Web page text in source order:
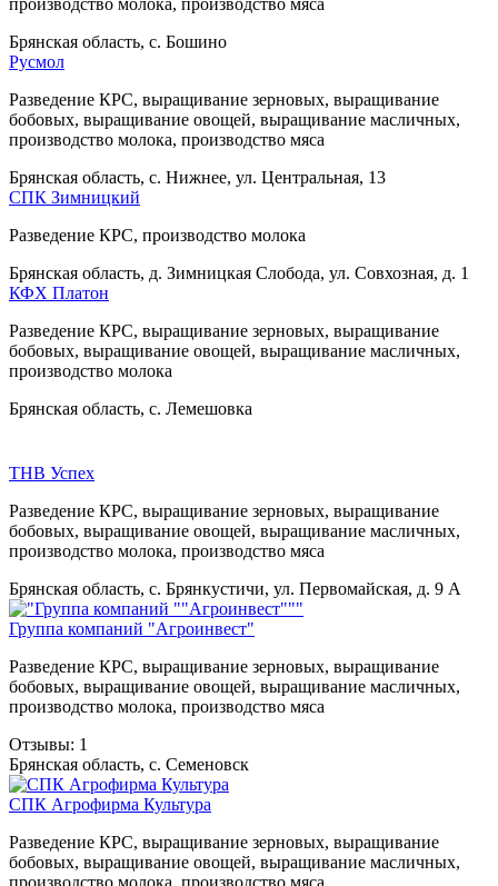
Брянская область, с. Бошино
Русмол
Разведение КРС, выращивание зерновых, выращивание
бобовых, выращивание овощей, выращивание масличных,
производство молока, производство мяса
Брянская область, с. Нижнее, ул. Центральная, 13
СПК Зимницкий
Разведение КРС, производство молока
Брянская область, д. Зимницкая Слобода, ул. Совхозная, д. 1
КФХ Платон
Разведение КРС, выращивание зерновых, выращивание
бобовых, выращивание овощей, выращивание масличных,
производство молока
Брянская область, с. Лемешовка
ТНВ Успех
Разведение КРС, выращивание зерновых, выращивание
бобовых, выращивание овощей, выращивание масличных,
производство молока, производство мяса
Брянская область, с. Брянкустичи, ул. Первомайская, д. 9 А
Группа компаний "Агроинвест"
Разведение КРС, выращивание зерновых, выращивание
бобовых, выращивание овощей, выращивание масличных,
производство молока, производство мяса
Отзывы: 1
Брянская область, с. Семеновск
СПК Агрофирма Культура
Разведение КРС, выращивание зерновых, выращивание
бобовых, выращивание овощей, выращивание масличных,
производство молока, производство мяса